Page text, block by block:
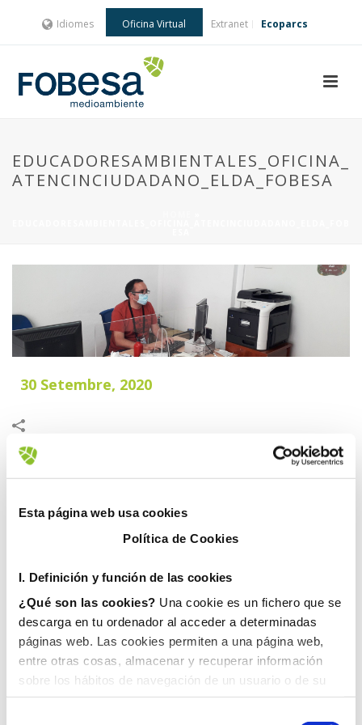
Esta página web usa cookies
Política de Cookies
I. Definición y función de las cookies
¿Qué son las cookies? Una cookie es un fichero que se
descarga en tu ordenador al acceder a determinadas
páginas web. Las cookies permiten a una página web,
entre otras cosas, almacenar y recuperar información
sobre los hábitos de navegación de un usuario o de su
equipo y, dependiendo de la información que contengan y
de la forma en que utilice su equipo, pueden utilizarse
Idiomes Oficina Virtual Extranet Ecoparcs
EDUCADORESAMBIENTALES_OFICINA_
ATENCINCIUDADANO_ELDA_FOBESA
30 Setembre, 2020